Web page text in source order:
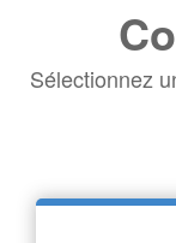
Sélectionnez